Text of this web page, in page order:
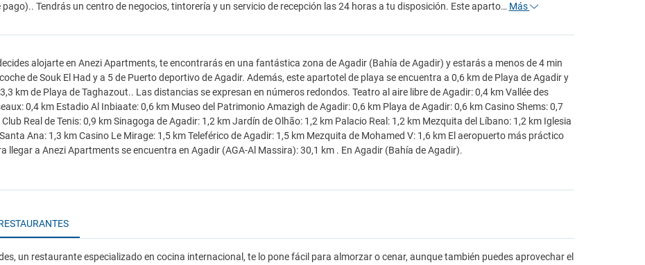
pago).. Tendrás un centro de negocios, tintorería y un servicio de recepción las 24 horas a tu disposición. Este aparto… Más
alojarte en Anezi Apartments, te encontrarás en una fantástica zona de Agadir (Bahía de Agadir) y estarás a menos de 4 min
de Souk El Had y a 5 de Puerto deportivo de Agadir. Además, este apartotel de playa se encuentra a 0,6 km de Playa de Agadir y
km de Playa de Taghazout.. Las distancias se expresan en números redondos. Teatro al aire libre de Agadir: 0,4 km Vallée des
0,4 km Estadio Al Inbiaate: 0,6 km Museo del Patrimonio Amazigh de Agadir: 0,6 km Playa de Agadir: 0,6 km Casino Shems: 0,7
Club Real de Tenis: 0,9 km Sinagoga de Agadir: 1,2 km Jardín de Olhão: 1,2 km Palacio Real: 1,2 km Mezquita del Líbano: 1,2 km Iglesia
Ana: 1,3 km Casino Le Mirage: 1,5 km Teleférico de Agadir: 1,5 km Mezquita de Mohamed V: 1,6 km El aeropuerto más práctico
llegar a Anezi Apartments se encuentra en Agadir (AGA-Al Massira): 30,1 km . En Agadir (Bahía de Agadir).
un restaurante especializado en cocina internacional, te lo pone fácil para almorzar o cenar, aunque también puedes aprovechar el